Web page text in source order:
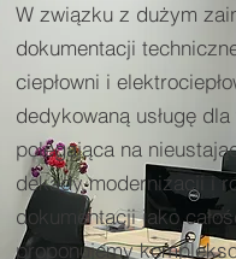
W związku z dużym
dokumentacji
ciepłowni i
dedykowaną usługę
polegająca na
dekady modernizacji i
dokumentacji jako
proponujemy